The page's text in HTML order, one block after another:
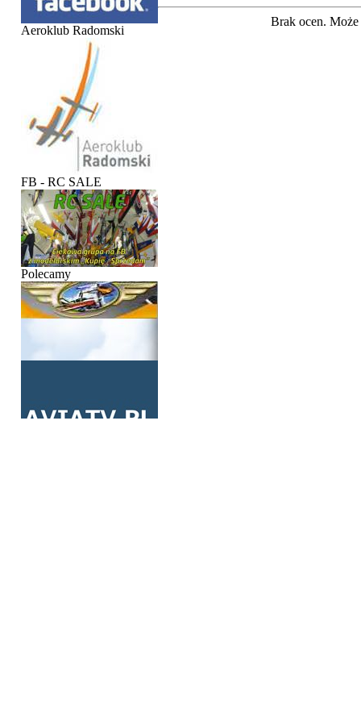
Aeroklub Radomski
FB - RC SALE
Polecamy
Brak ocen. Może